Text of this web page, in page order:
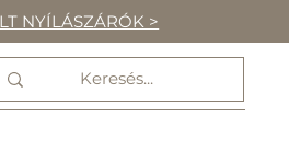
NYÍLÁSZÁRÓK >